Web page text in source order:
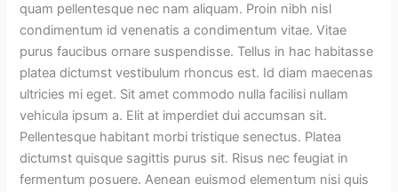
quam pellentesque nec nam aliquam. Proin nibh nisl
condimentum id venenatis a condimentum vitae. Vitae
purus faucibus ornare suspendisse. Tellus in hac habitasse
platea dictumst vestibulum rhoncus est. Id diam maecenas
ultricies mi eget. Sit amet commodo nulla facilisi nullam
vehicula ipsum a. Elit at imperdiet dui accumsan sit.
Pellentesque habitant morbi tristique senectus. Platea
dictumst quisque sagittis purus sit. Risus nec feugiat in
fermentum posuere. Aenean euismod elementum nisi quis